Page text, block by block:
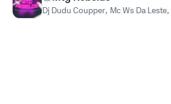
Dj Dudu Coupper, Mc Ws Da Leste,